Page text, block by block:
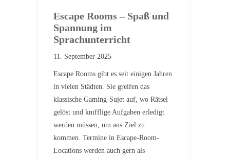
Escape Rooms – Spaß und
Spannung im
Sprachunterricht
11. September 2025
Escape Rooms gibt es seit einigen Jahren
in vielen Städten. Sie greifen das
klassische Gaming-Sujet auf, wo Rätsel
gelöst und knifflige Aufgaben erledigt
werden müssen, um ans Ziel zu
kommen. Termine in Escape-Room-
Locations werden auch gern als